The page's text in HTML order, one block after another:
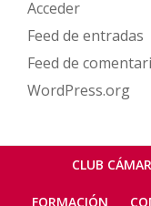
Acceder
Feed de entradas
Feed de
WordPress.org
Menú
CLUB
FORMACIÓN